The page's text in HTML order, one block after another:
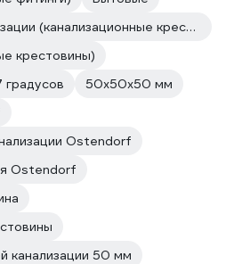
Для внутренней канализации (канализационные крестовины)
крестовины)
градусов
50х50х50 мм
Ostendorf
Ostendorf
канализации 50 мм